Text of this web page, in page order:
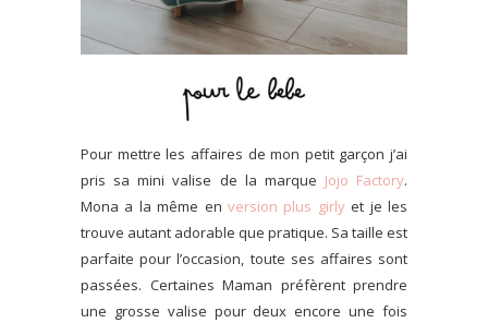
Pour mettre les affaires de mon petit garçon j’ai
pris sa mini valise de la marque Jojo Factory.
Mona a la même en version plus girlyet je les
trouve autant adorable que pratique. Sa taille est
parfaite pour l’occasion, toute ses affaires sont
passées. Certaines Maman préfèrent prendre
une grosse valise pour deux encore une fois